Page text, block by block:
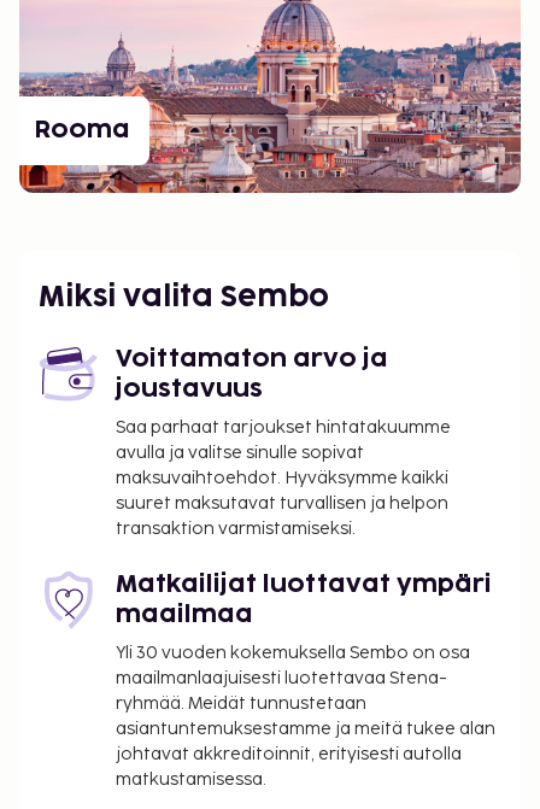
Rooma
Miksi valita Sembo
Voittamaton arvo ja
joustavuus
Saa parhaat tarjoukset hintatakuumme
avulla ja valitse sinulle sopivat
maksuvaihtoehdot. Hyväksymme kaikki
suuret maksutavat turvallisen ja helpon
transaktion varmistamiseksi.
Matkailijat luottavat ympäri
maailmaa
Yli 30 vuoden kokemuksella Sembo on osa
maailmanlaajuisesti luotettavaa Stena-
ryhmää. Meidät tunnustetaan
asiantuntemuksestamme ja meitä tukee alan
johtavat akkreditoinnit, erityisesti autolla
matkustamisessa.